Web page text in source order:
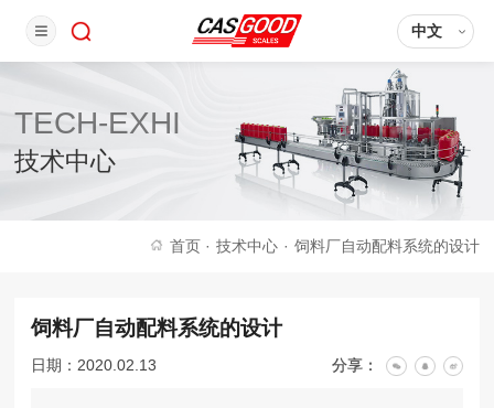
中文
TECH-EXHI
技术中心
首页 · 技术中心 · 饲料厂自动配料系统的设计
饲料厂自动配料系统的设计
日期：2020.02.13 分享：